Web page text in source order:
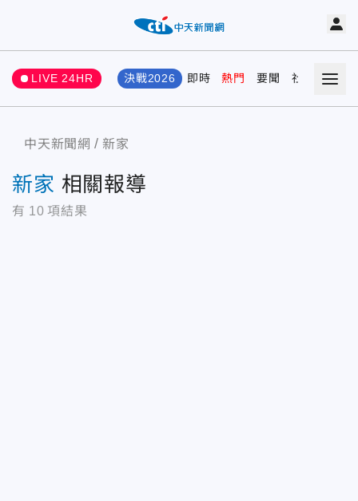
LIVE 24HR 決戰2026 即時 熱門 要聞 社會 娛樂
中天新聞網 新家
新家 相關報導
有 10 項結果